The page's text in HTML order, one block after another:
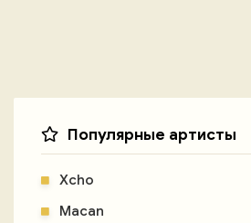
Популярные артисты
Xcho
Macan